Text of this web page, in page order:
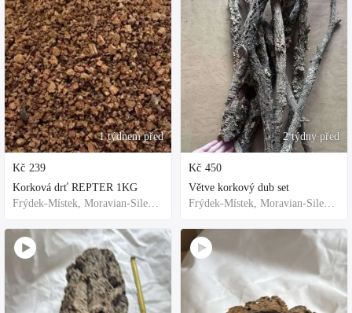
1 týdnem před
Kč 239
Korková drť REPTER 1KG
Frýdek-Místek, Moravian-Silesian Region,Others
2 týdny před
Kč 450
Větve korkový dub set
Frýdek-Místek, Moravian-Silesian Region,Others